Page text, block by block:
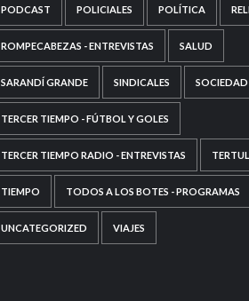
PODCAST POLICIALES POLÍTICA
ROMPECABEZAS - ENTREVISTAS SALUD
SARANDÍ GRANDE SINDICALES SOCIEDAD
TERCER TIEMPO - FÚTBOL Y GOLES
TERCER TIEMPO RADIO - ENTREVISTAS
TIEMPO TODOS A LOS BOTES - PROGRAMAS
UNCATEGORIZED VIAJES